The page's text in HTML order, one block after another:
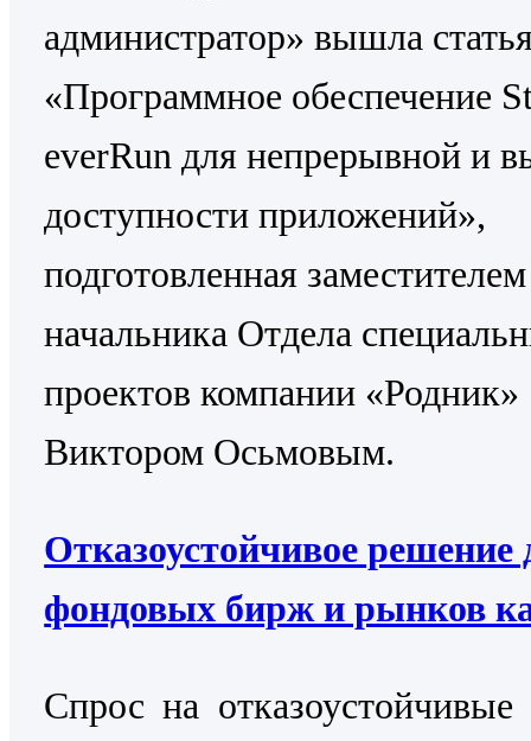
администратор» вышла
«Программное обеспечение
everRun для непрерывной и
доступности приложений»,
подготовленная заместителем
начальника Отдела
проектов компании «Родник»
Виктором Осьмовым.
Отказоустойчивое решение
фондовых бирж и рынков
Cпрос на